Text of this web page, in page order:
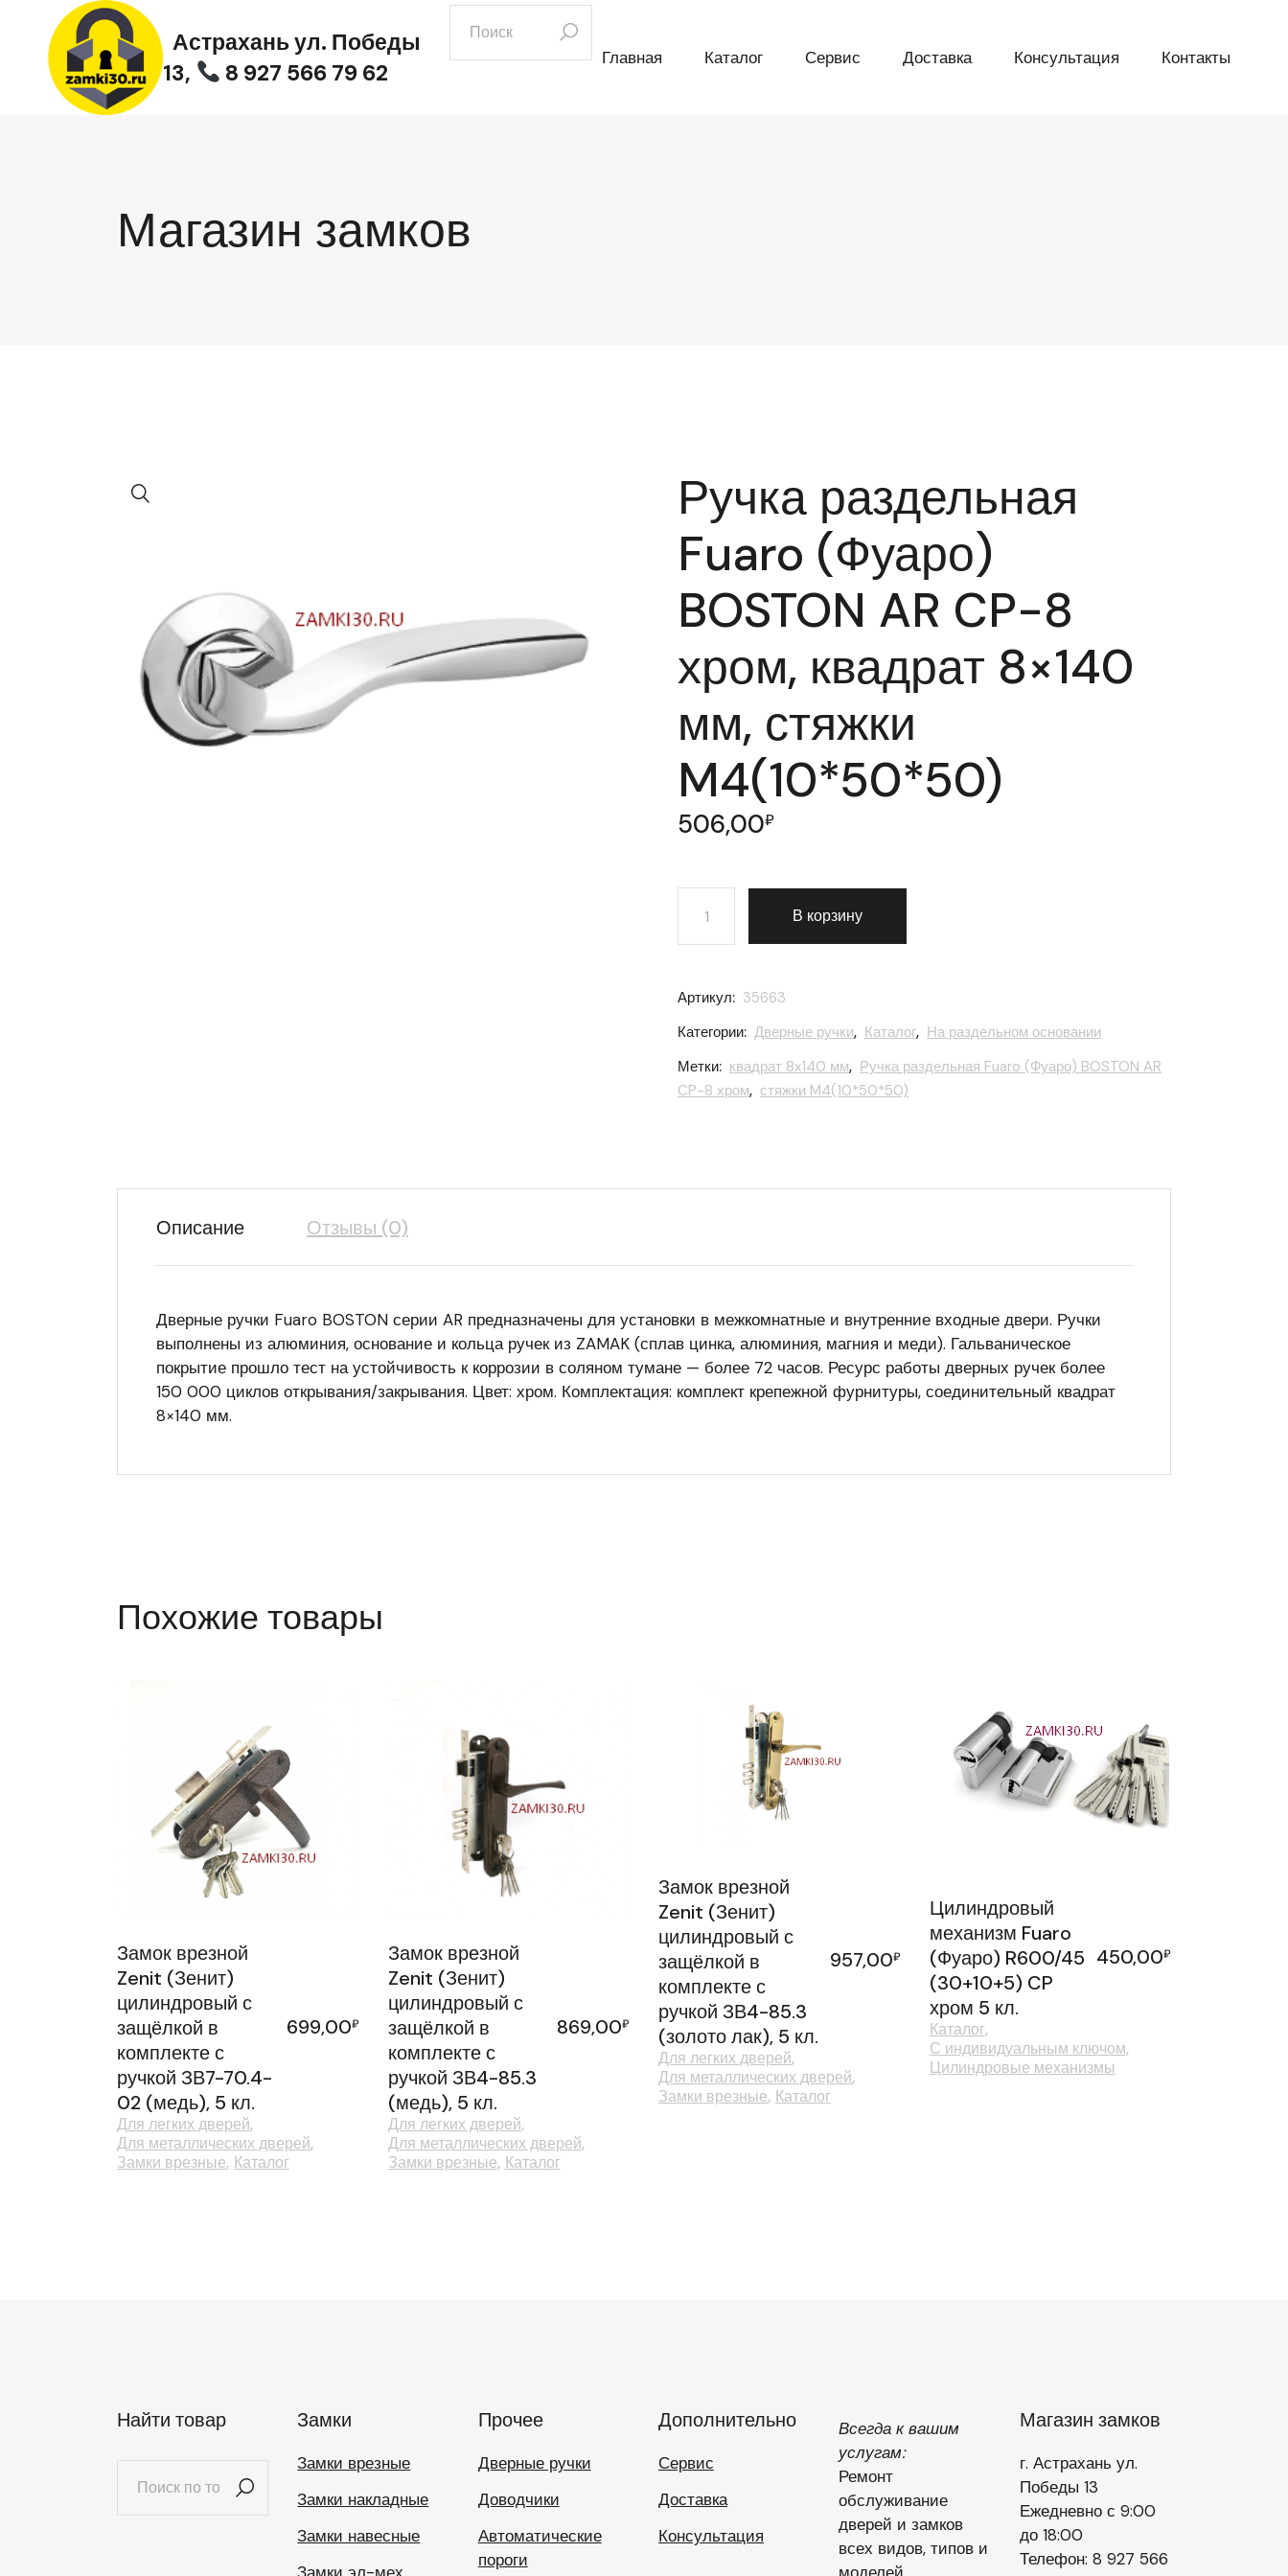
содержимому
Астрахань ул. Победы
13,
8 927 566 79 62
искать:
Главная Каталог Сервис Доставка Консультация Контакты
Магазин замков
Ручка раздельная
Fuaro (Фуаро)
BOSTON AR CP-8
хром, квадрат 8×140
мм, стяжки
M4(10*50*50)
506,00₽
Количество товара Ручка раздельная Fuaro (Фуаро) BOSTON AR CP-8 хром,
В корзину
Артикул: 35663
Категории: Дверные ручки, Каталог, На раздельном основании
Метки: квадрат 8x140 мм, Ручка раздельная Fuaro (Фуаро) BOSTON AR
CP-8 хром, стяжки M4(10*50*50)
Описание Отзывы (0)
Дверные ручки Fuaro BOSTON серии AR предназначены для установки в межкомнатные и внутренние входные двери. Ручки
выполнены из алюминия, основание и кольца ручек из ZAMAK (сплав цинка, алюминия, магния и меди). Гальваническое
покрытие прошло тест на устойчивость к коррозии в соляном тумане — более 72 часов. Ресурс работы дверных ручек более
150 000 циклов открывания/закрывания. Цвет: хром. Комплектация: комплект крепежной фурнитуры, соединительный квадрат
8×140 мм.
Похожие товары
Замок врезной
Zenit (Зенит)
цилиндровый с
защёлкой в
комплекте с
ручкой ЗВ7-70.4-
02 (медь), 5 кл.
699,00₽
Для легких дверей
Для металлических дверей
Замки врезные Каталог
Замок врезной
Zenit (Зенит)
цилиндровый с
защёлкой в
комплекте с
ручкой ЗВ4-85.3
(медь), 5 кл.
869,00₽
Для легких дверей
Для металлических дверей
Замки врезные Каталог
Замок врезной
Zenit (Зенит)
цилиндровый с
защёлкой в
комплекте с
ручкой ЗВ4-85.3
(золото лак), 5 кл.
957,00₽
Для легких дверей
Для металлических дверей
Замки врезные Каталог
Цилиндровый
механизм Fuaro
(Фуаро) R600/45
(30+10+5) CP
хром 5 кл.
450,00₽
Каталог
С индивидуальным ключом
Цилиндровые механизмы
Найти товар Замки
Замки врезные
Замки накладные
Замки навесные
Прочее
Дверные ручки
Доводчики
Автоматические
пороги
Дополнительно
Сервис
Доставка
Консультация
Всегда к вашим
услугам:
Ремонт
обслуживание
дверей и замков
всех видов, типов и
Магазин замков
г. Астрахань ул.
Победы 13
Ежедневно с 9:00
до 18:00
Телефон: 8 927 566